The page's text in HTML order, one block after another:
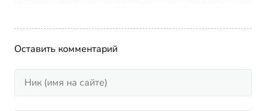
Оставить комментарий